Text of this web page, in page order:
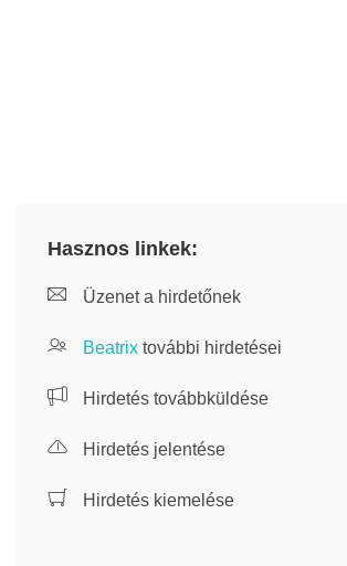
Hasznos linkek:
Üzenet a hirdetőnek
Beatrix további hirdetései
Hirdetés továbbküldése
Hirdetés jelentése
Hirdetés kiemelése